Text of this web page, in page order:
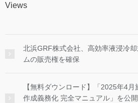
Views
北浜GRF株式会社、高効率液浸冷
ムの販売権を確保
【無料ダウンロード】「2025年4
作成義務化 完全マニュアル」を公